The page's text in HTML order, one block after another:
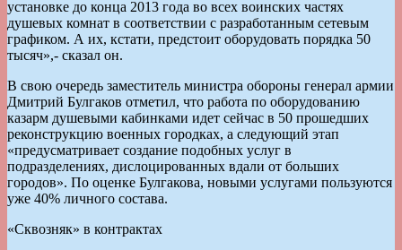
установке до конца 2013 года во всех воинских частях
душевых комнат в соответствии с разработанным сетевым
графиком. А их, кстати, предстоит оборудовать порядка 50
тысяч»,- сказал он.
В свою очередь заместитель министра обороны генерал армии
Дмитрий Булгаков отметил, что работа по оборудованию
казарм душевыми кабинками идет сейчас в 50 прошедших
реконструкцию военных городках, а следующий этап
«предусматривает создание подобных услуг в
подразделениях, дислоцированных вдали от больших
городов». По оценке Булгакова, новыми услугами пользуются
уже 40% личного состава.
«Сквозняк» в контрактах